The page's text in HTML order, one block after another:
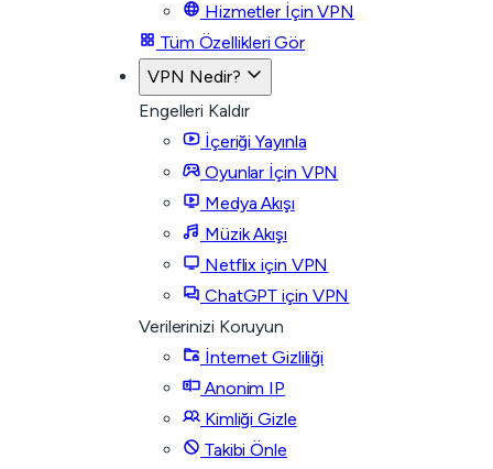
Hizmetler İçin VPN
Tüm Özellikleri Gör
VPN Nedir?
Engelleri Kaldır
İçeriği Yayınla
Oyunlar İçin VPN
Medya Akışı
Müzik Akışı
Netflix için VPN
ChatGPT için VPN
Verilerinizi Koruyun
İnternet Gizliliği
Anonim IP
Kimliği Gizle
Takibi Önle